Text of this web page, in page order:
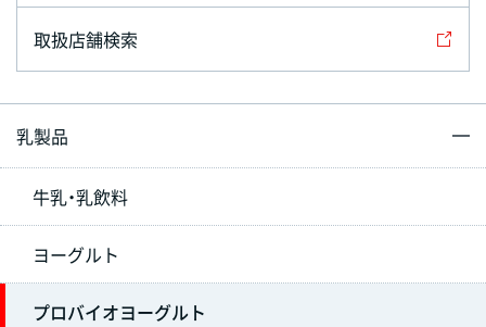
取扱店舗検索
乳製品
牛乳・乳飲料
ヨーグルト
プロバイオヨーグルト